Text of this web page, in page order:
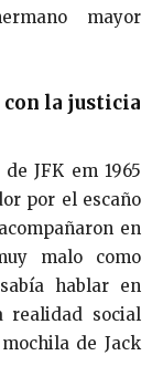
mayor
la justicia
JFK em 1965
por el escaño
en
malo como
hablar en
realidad social
de Jack